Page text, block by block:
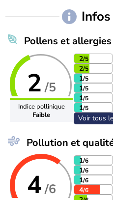
Pollens et allergies
2 /5
Indice pollinique
Faible
2/5
2/5
1/5
1/5
1/5
1/5
Voir tous
Pollution et
4/6
1/6
1/6
1/6
4/6